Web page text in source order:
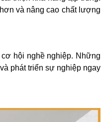
và nâng cao chất lượng
hội nghề nghiệp. Những
phát triển sự nghiệp ngay